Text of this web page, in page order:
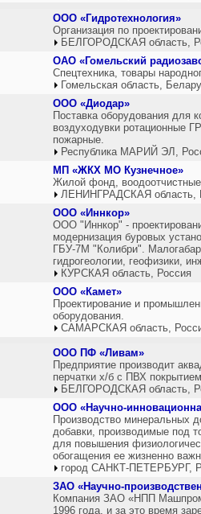
ООО «Гидротехнология»
Организация по
БЕЛГОРОДСКАЯ область,
ОАО «Гомельский
Спецтехника, товары
Гомельская область,
ООО «Диодар»
Поставка оборудования для
воздуходувки ротационные
пожарные.
Республика МАРИЙ ЭЛ,
МП «ЖКХ МО Кузнечное»
Жилой фонд,
ЛЕНИНГРАДСКАЯ область,
ООО «Иннкор»
ООО "Иннкор" -
модернизация буровых
ГБУ-7М "Колибри".
гидрогеологии, геофизики,
КУРСКАЯ область, Россия
ООО «Камет»
Проектирование и
оборудования.
САМАРСКАЯ область,
ООО ПФ «Ливам»
Предприятие производит
перчатки х/б с ПВХ
БЕЛГОРОДСКАЯ область,
ООО «Научно-
Производство минеральных
добавки, производимые под
для повышения
обогащения ее жизненно
город САНКТ-ПЕТЕРБУРГ,
ЗАО «Научно-
Компания ЗАО «НПП
1996 года, и за это время